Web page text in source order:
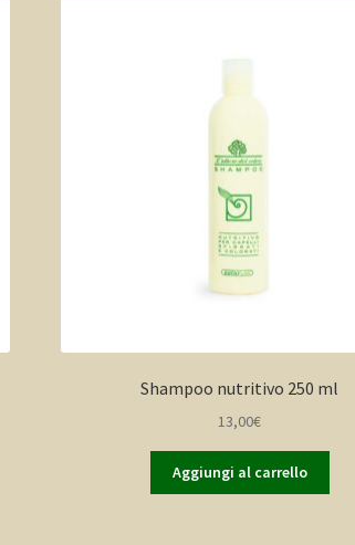
Shampoo nutritivo 250 ml
13,00€
Aggiungi al carrello